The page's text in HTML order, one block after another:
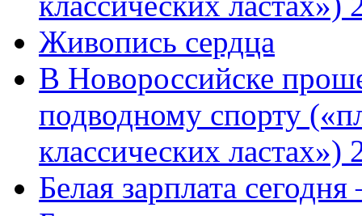
Живопись сердца
В Новороссийске
подводному спорту
классических ластах»)
Белая зарплата